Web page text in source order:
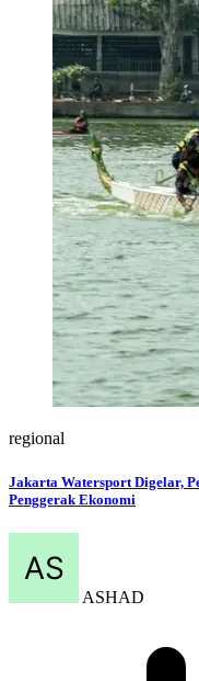
regional
Jakarta Watersport Digelar,
Penggerak Ekonomi
ASHAD